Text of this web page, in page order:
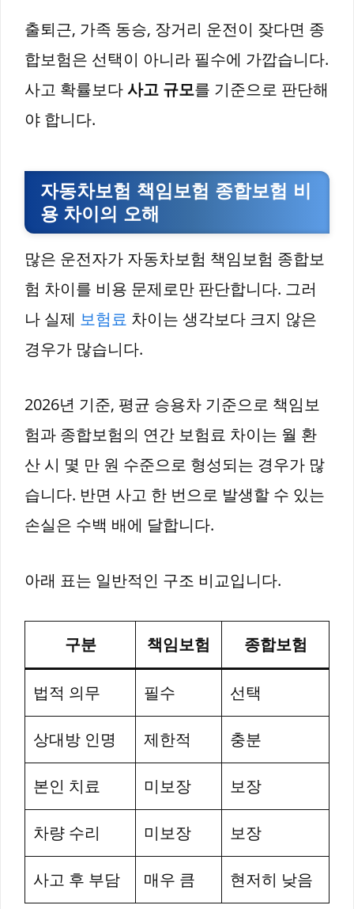
출퇴근, 가족 동승, 장거리 운전이 잦다면 종
합보험은 선택이 아니라 필수에 가깝습니다.
사고 확률보다사고 규모를 기준으로 판단해
야 합니다.
자동차보험 책임보험 종합보험 비
용 차이의 오해
많은 운전자가 자동차보험 책임보험 종합보
험 차이를 비용 문제로만 판단합니다. 그러
나 실제 보험료 차이는 생각보다 크지 않은
경우가 많습니다.
2026년 기준, 평균 승용차 기준으로 책임보
험과 종합보험의 연간 보험료 차이는 월 환
산 시 몇 만 원 수준으로 형성되는 경우가 많
습니다. 반면 사고 한 번으로 발생할 수 있는
손실은 수백 배에 달합니다.
아래 표는 일반적인 구조 비교입니다.
구분 책임보험 종합보험
법적 의무 필수 선택
상대방 인명 제한적 충분
본인 치료 미보장 보장
차량 수리 미보장 보장
사고 후 부담 매우 큼 현저히 낮음